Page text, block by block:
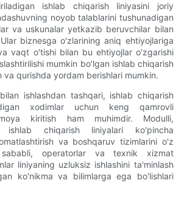
ishlab chiqarish liniyasini joriy
noyob talablarini tushunadigan
va uskunalar yetkazib beruvchilar bilan
biznesga o'zlarining aniq ehtiyojlariga
vaqt o'tishi bilan bu ehtiyojlar o'zgarishi
mumkin bo'lgan ishlab chiqarish
va qurishda yordam berishlari mumkin.
ishlashdan tashqari, ishlab chiqarish
xodimlar uchun keng qamrovli
kiritish ham muhimdir. Modulli,
ishlab chiqarish liniyalari ko'pincha
va boshqaruv tizimlarini o'z
operatorlar va texnik xizmat
liniyaning uzluksiz ishlashini ta'minlash
ko'nikma va bilimlarga ega bo'lishlari